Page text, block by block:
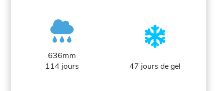
636mm
114 jours
47 jours de gel